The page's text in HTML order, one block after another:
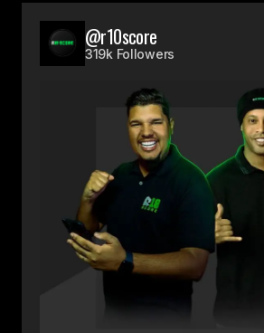
@r10score
319k Followers